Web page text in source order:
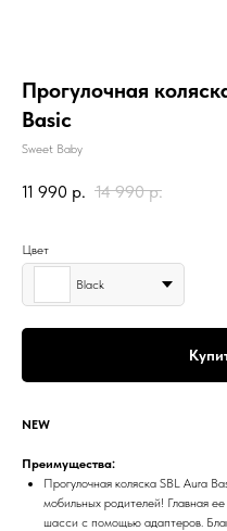
Прогулочная
Basic
Sweet Baby
11 990 р. 14 990 р.
Цвет
Black
NEW
Преимущества:
Прогулочная коляска SBL Aura
мобильных родителей! Главная
шасси с помощью адаптеров.